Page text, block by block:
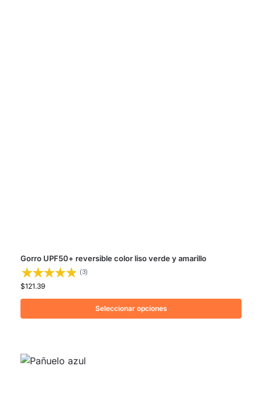
Gorro UPF50+ reversible color liso verde y amarillo
(3)
$121.39
Seleccionar opciones